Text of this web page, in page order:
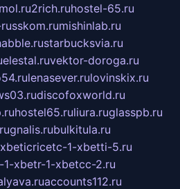
2rich.ruhostel-65.ru
mishinlab.ru
starbucksvia.ru
elestal.ruvektor-doroga.ru
lenasever.rulovinskix.ru
discofoxworld.ru
hostel65.ruliura.ruglasspb.ru
gnalis.rubulkitula.ru
1-xbetti-5.ru
xbetr-1-xbetcc-2.ru
accounts112.ru